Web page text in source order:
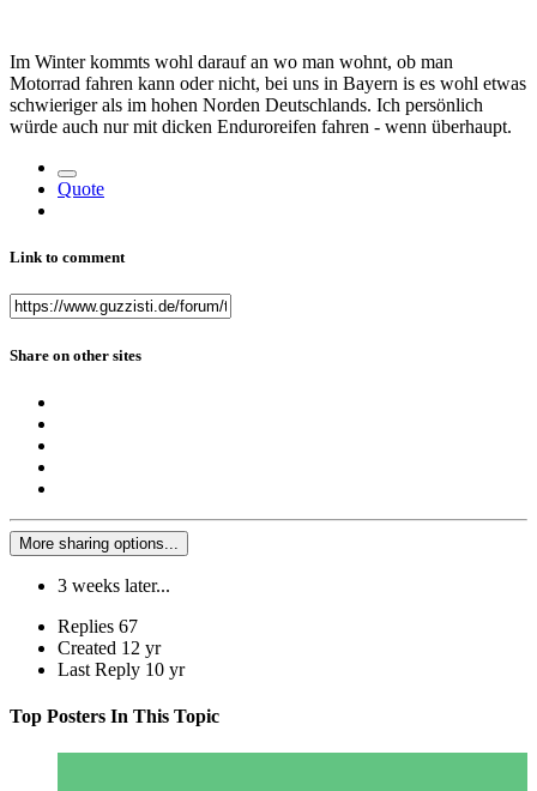
Im Winter kommts wohl darauf an wo man wohnt, ob man
Motorrad fahren kann oder nicht, bei uns in Bayern is es wohl etwas
schwieriger als im hohen Norden Deutschlands. Ich persönlich
würde auch nur mit dicken Enduroreifen fahren - wenn überhaupt.
Quote
Link to comment
Share on other sites
More sharing options...
3 weeks later...
Replies 67
Created 12 yr
Last Reply 10 yr
Top Posters In This Topic